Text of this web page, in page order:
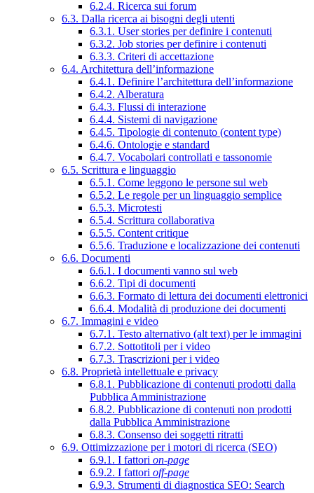
6.2.4. Ricerca sui forum
6.3. Dalla ricerca ai bisogni degli utenti
6.3.1. User stories per definire i contenuti
6.3.2. Job stories per definire i contenuti
6.3.3. Criteri di accettazione
6.4. Architettura dell’informazione
6.4.1. Definire l’architettura dell’informazione
6.4.2. Alberatura
6.4.3. Flussi di interazione
6.4.4. Sistemi di navigazione
6.4.5. Tipologie di contenuto (content type)
6.4.6. Ontologie e standard
6.4.7. Vocabolari controllati e tassonomie
6.5. Scrittura e linguaggio
6.5.1. Come leggono le persone sul web
6.5.2. Le regole per un linguaggio semplice
6.5.3. Microtesti
6.5.4. Scrittura collaborativa
6.5.5. Content critique
6.5.6. Traduzione e localizzazione dei contenuti
6.6. Documenti
6.6.1. I documenti vanno sul web
6.6.2. Tipi di documenti
6.6.3. Formato di lettura dei documenti elettronici
6.6.4. Modalità di produzione dei documenti
6.7. Immagini e video
6.7.1. Testo alternativo (alt text) per le immagini
6.7.2. Sottotitoli per i video
6.7.3. Trascrizioni per i video
6.8. Proprietà intellettuale e privacy
6.8.1. Pubblicazione di contenuti prodotti dalla
Pubblica Amministrazione
6.8.2. Pubblicazione di contenuti non prodotti
dalla Pubblica Amministrazione
6.8.3. Consenso dei soggetti ritratti
6.9. Ottimizzazione per i motori di ricerca (SEO)
6.9.1. I fattori on-page
6.9.2. I fattori off-page
6.9.3. Strumenti di diagnostica SEO: Search